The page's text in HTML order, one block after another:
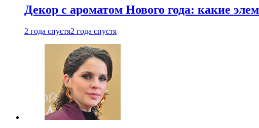
Декор с ароматом Нового года: какие
2 года спустя2 года спустя